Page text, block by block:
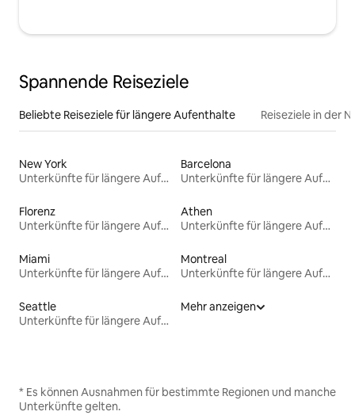
Spannende Reiseziele
Beliebte Reiseziele für längere Aufenthalte Reiseziele in der
New York
Unterkünfte für längere Aufenthalte
Barcelona
Unterkünfte für längere Aufenthalte
Florenz
Unterkünfte für längere Aufenthalte
Athen
Unterkünfte für längere Aufenthalte
Miami
Unterkünfte für längere Aufenthalte
Montreal
Unterkünfte für längere Aufenthalte
Seattle
Unterkünfte für längere Aufenthalte
Mehr anzeigen
* Es können Ausnahmen für bestimmte Regionen und manche
Unterkünfte gelten.